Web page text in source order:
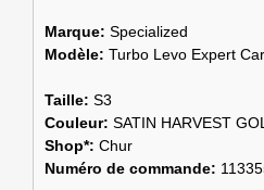
Marque: Specialized
Modèle: Turbo Levo Expert
Taille: S3
Couleur: SATIN HARVEST
Shop*: Chur
Numéro de commande: